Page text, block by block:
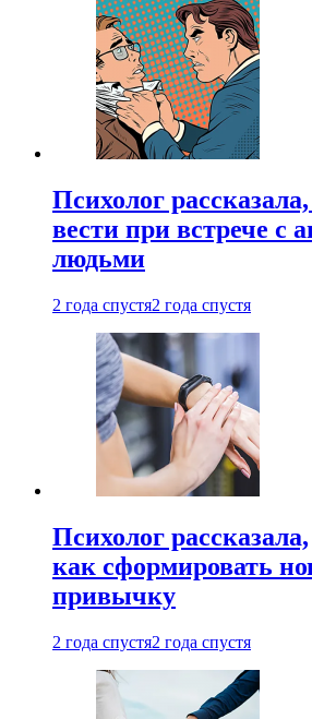
Психолог
вести при встрече с
людьми
2 года спустя2 года спустя
Психолог рассказала,
как сформировать
привычку
2 года спустя2 года спустя